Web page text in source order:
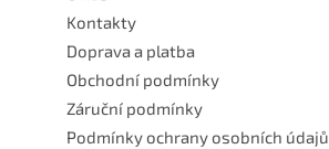
Kontakty
Doprava a platba
Obchodní podmínky
Záruční podmínky
Podmínky ochrany osobních údajů